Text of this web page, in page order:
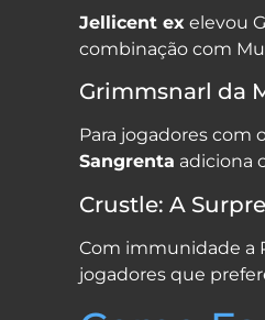
Jellicent ex elevou
combinação com
Grimmsnarl da
Para jogadores
Sangrenta adiciona
Crustle: A
Com immunidade a
jogadores que